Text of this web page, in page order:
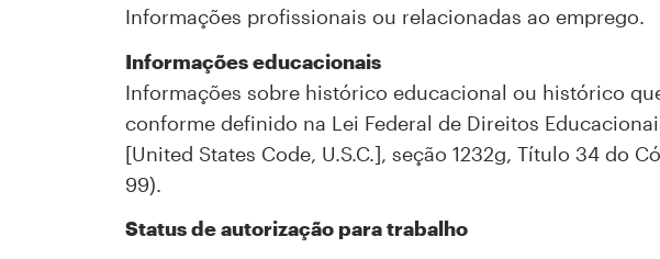
Informações profissionais ou relacionadas ao emprego.
Informações educacionais
Informações sobre histórico educacional ou histórico
conforme definido na Lei Federal de Direitos
[United States Code, U.S.C.], seção 1232g, Título 34 do
99).
Status de autorização para trabalho